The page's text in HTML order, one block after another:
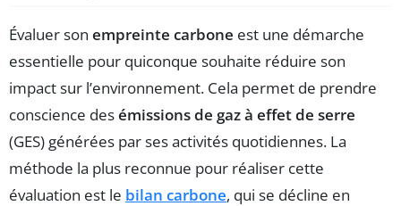
Évaluer son empreinte carbone est une démarche
essentielle pour quiconque souhaite réduire son
impact sur l’environnement. Cela permet de prendre
conscience desémissions de gaz à effet de serre
(GES) générées par ses activités quotidiennes. La
méthode la plus reconnue pour réaliser cette
évaluation est le bilan carbone, qui se décline en